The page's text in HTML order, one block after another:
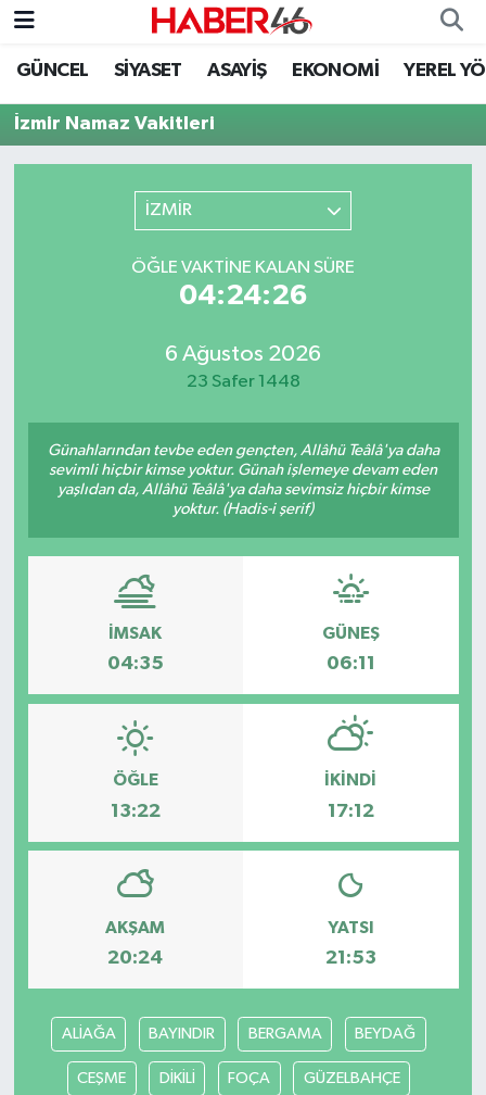
GÜNCEL SİYASET ASAYİŞ EKONOMİ YEREL
İzmir Namaz Vakitleri
İZMİR
ÖĞLE VAKTINE KALAN SÜRE
04:24:26
6 Ağustos 2026
23 Safer 1448
Günahlarından tevbe eden gençten, Allâhü Teâlâ'ya daha
sevimli hiçbir kimse yoktur. Günah işlemeye devam eden
yaşlıdan da, Allâhü Teâlâ'ya daha sevimsiz hiçbir kimse
yoktur. (Hadis-i şerif)
İMSAK
04:35
GÜNEŞ
06:11
ÖĞLE
13:22
İKINDI
17:12
AKŞAM
20:24
YATSI
21:53
ALİAĞA BAYINDIR BERGAMA BEYDAĞ
CEŞME DİKİLİ FOÇA GÜZELBAHÇE
GÜNCEL
EKONOMİ
EĞİTİM
KÜLTÜR-SANAT
DÜNYA
ROPORTAJ
MAGAZİN
MEDYA
SEÇİM 2011
ÜÇÜNCÜ SAYFA
Nöbetçi Eczaneler
Kahramanmaraş Namaz Vakitleri
Süper Lig Puan Durumu ve Fikstür
Tüm Manşetler
Haber Arşivi